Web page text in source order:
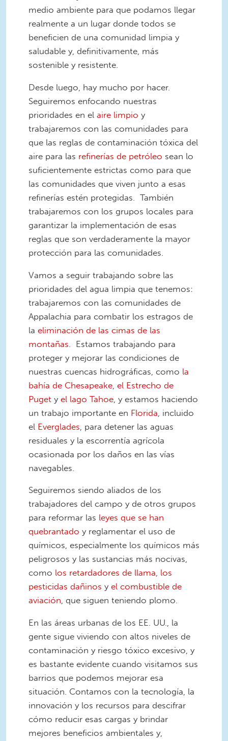
medio ambiente para que podamos llegar
realmente a un lugar donde todos se
beneficien de una comunidad limpia y
saludable y, definitivamente, más
sostenible y resistente.
Desde luego, hay mucho por hacer.
Seguiremos enfocando nuestras
prioridades en el aire limpio y
trabajaremos con las comunidades para
que las reglas de contaminación tóxica del
aire para las refinerías de petróleo sean lo
suficientemente estrictas como para que
las comunidades que viven junto a esas
refinerías estén protegidas. También
trabajaremos con los grupos locales para
garantizar la implementación de esas
reglas que son verdaderamente la mayor
protección para las comunidades.
Vamos a seguir trabajando sobre las
prioridades del agua limpia que tenemos:
trabajaremos con las comunidades de
Appalachia para combatir los estragos de
la eliminación de las cimas de las
montañas . Estamos trabajando para
proteger y mejorar las condiciones de
nuestras cuencas hidrográficas, como la
bahía de Chesapeake el Estrecho de
Puget y el lago Tahoe , y estamos haciendo
un trabajo importante en Florida , incluido
el Everglades , para detener las aguas
residuales y la escorrentía agrícola
ocasionada por los daños en las vías
navegables.
Seguiremos siendo aliados de los
trabajadores del campo y de otros grupos
para reformar las leyes que se han
quebrantado y reglamentar el uso de
químicos, especialmente los químicos más
peligrosos y las sustancias más nocivas,
como los retardadores de llama, los
pesticidas dañinos y el combustible de
aviación, que siguen teniendo plomo.
En las áreas urbanas de los EE. UU., la
gente sigue viviendo con altos niveles de
contaminación y riesgo tóxico excesivo, y
es bastante evidente cuando visitamos sus
barrios que podemos mejorar esa
situación. Contamos con la tecnología, la
innovación y los recursos para descifrar
cómo reducir esas cargas y brindar
mejores beneficios ambientales y,